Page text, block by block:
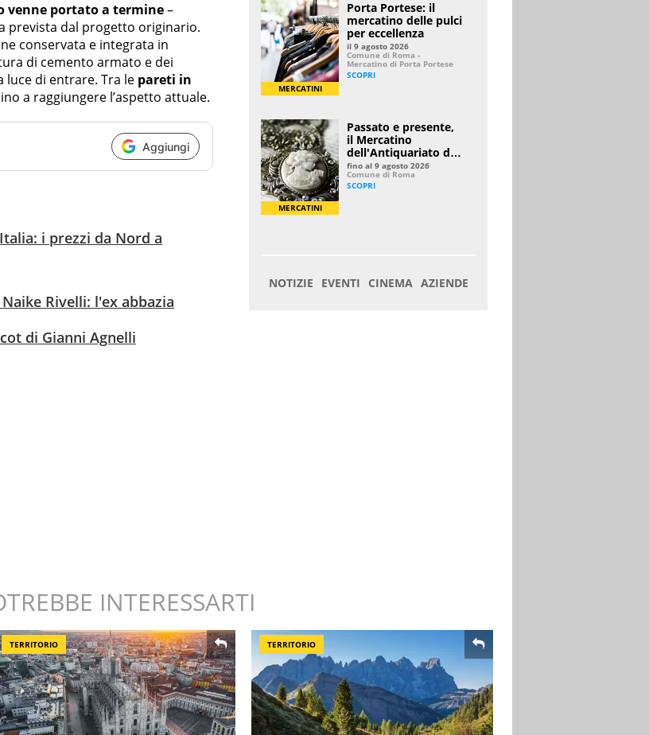
venne portato a termine–
prevista dal progetto originario.
conservata e integrata in
di cemento armato e dei
di entrare. Tra le pareti in
a raggiungere l’aspetto attuale.
Aggiungi
i prezzi da Nord a
Rivelli: l'ex abbazia
di Gianni Agnelli
INTERESSARTI
TERRITORIO TERRITORIO